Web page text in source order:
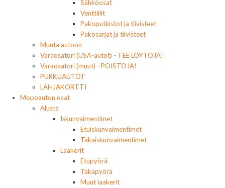
Sähköosat
Venttiilit
Pakoputkistot ja tiivisteet
Pakosarjat ja tiivisteet
Muuta autoon
Varaosatori (USA-autot) - TEE LÖYTÖJÄ!
Varaosatori (muut) - POISTOJA!
PURKUAUTOT
LAHJAKORTTI
Mopoauton osat
Alusta
Iskunvaimentimet
Etuiskunvaimentimet
Takaiskunvaimentimet
Laakerit
Etupyörä
Takapyörä
Muut laakerit